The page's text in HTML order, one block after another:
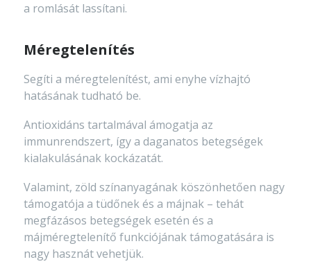
a romlását lassítani.
Méregtelenítés
Segíti a méregtelenítést, ami enyhe vízhajtó
hatásának tudható be.
Antioxidáns tartalmával ámogatja az
immunrendszert, így a daganatos betegségek
kialakulásának kockázatát.
Valamint, zöld színanyagának köszönhetően nagy
támogatója a tüdőnek és a májnak – tehát
megfázásos betegségek esetén és a
májméregtelenítő funkciójának támogatására is
nagy hasznát vehetjük.